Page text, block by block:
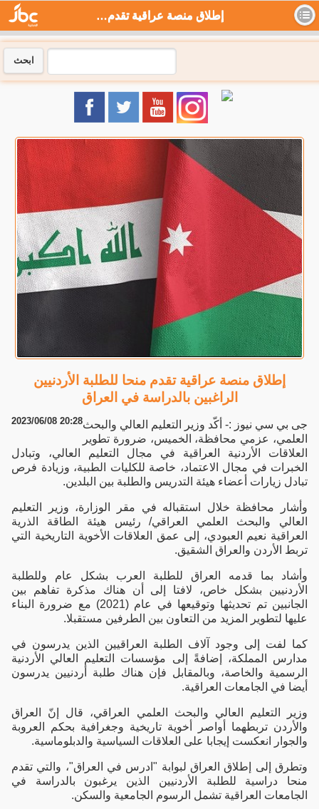
إطلاق منصة عراقية تقدم منحا للطلبة الأردنيين الراغبين بالدراسة في العراق - جي بي سي نيوز
ابحث
إطلاق منصة عراقية تقدم منحا للطلبة الأردنيين
الراغبين بالدراسة في العراق
2023/06/08 20:28جى بي سي نيوز :- أكّد وزير التعليم العالي والبحث
العلمي، عزمي محافظة، الخميس، ضرورة تطوير
العلاقات الأردنية العراقية في مجال التعليم العالي، وتبادل
الخبرات في مجال الاعتماد، خاصة للكليات الطبية، وزيادة فرص
تبادل زيارات أعضاء هيئة التدريس والطلبة بين البلدين.
وأشار محافظة خلال استقباله في مقر الوزارة، وزير التعليم
العالي والبحث العلمي العراقي/ رئيس هيئة الطاقة الذرية
العراقية نعيم العبودي، إلى عمق العلاقات الأخوية التاريخية التي
تربط الأردن والعراق الشقيق.
وأشاد بما قدمه العراق للطلبة العرب بشكل عام وللطلبة
الأردنيين بشكل خاص، لافتا إلى أن هناك مذكرة تفاهم بين
الجانبين تم تحديثها وتوقيعها في عام (2021) مع ضرورة البناء
عليها لتطوير المزيد من التعاون بين الطرفين مستقبلا.
كما لفت إلى وجود آلاف الطلبة العراقيين الذين يدرسون في
مدارس المملكة، إضافةً إلى مؤسسات التعليم العالي الأردنية
الرسمية والخاصة، وبالمقابل فإن هناك طلبة أردنيين يدرسون
أيضا في الجامعات العراقية.
وزير التعليم العالي والبحث العلمي العراقي، قال إنّ العراق
والأردن تربطهما أواصر أخوية تاريخية وجغرافية بحكم العروبة
والجوار انعكست إيجابا على العلاقات السياسية والدبلوماسية.
وتطرق إلى إطلاق العراق لبوابة "ادرس في العراق"، والتي تقدم
منحا دراسية للطلبة الأردنيين الذين يرغبون بالدراسة في
الجامعات العراقية تشمل الرسوم الجامعية والسكن.